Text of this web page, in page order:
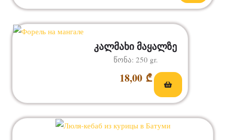
კალმახი მაყალზე
18,00 ₾
წონა: 250 gr.